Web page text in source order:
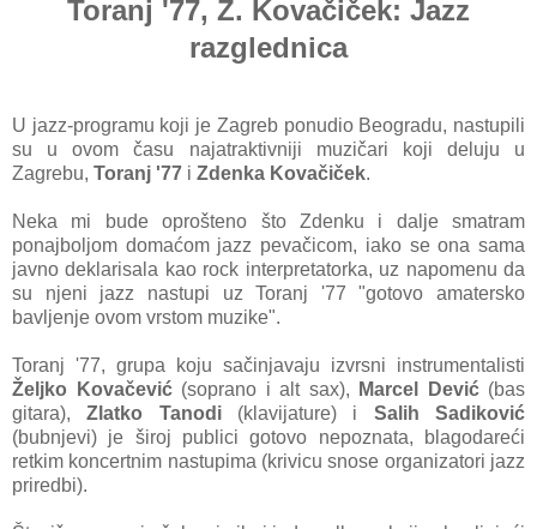
Toranj '77, Z. Kovačiček: Jazz
razglednica
U jazz-programu koji je Zagreb ponudio Beogradu, nastupili
su u ovom času najatraktivniji muzičari koji deluju u
Zagrebu, Toranj '77 i Zdenka Kovačiček.
Neka mi bude oprošteno što Zdenku i dalje smatram
ponajboljom domaćom jazz pevačicom, iako se ona sama
javno deklarisala kao rock interpretatorka, uz napomenu da
su njeni jazz nastupi uz Toranj '77 "gotovo amatersko
bavljenje ovom vrstom muzike".
Toranj '77, grupa koju sačinjavaju izvrsni instrumentalisti
Željko Kovačević (soprano i alt sax), Marcel Dević(bas
gitara),Zlatko Tanodi(klavijature) i Salih Sadiković
(bubnjevi) je široj publici gotovo nepoznata, blagodareći
retkim koncertnim nastupima (krivicu snose organizatori jazz
priredbi).